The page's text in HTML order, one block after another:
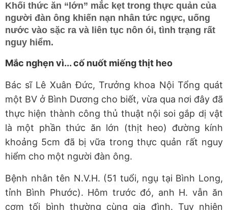
Khối thức ăn “lớn” mắc kẹt trong thực quản của
người đàn ông khiến nạn nhân tức ngực, uống
nước vào sặc ra và liên tục nôn ói, tình trạng rất
nguy hiểm.
Mắc nghẹn vì... cố nuốt miếng thịt heo
Bác sĩ Lê Xuân Đức, Trưởng khoa Nội Tổng quát
một BV ở Bình Dương cho biết, vừa qua nơi đây đã
thực hiện thành công thủ thuật nội soi gắp dị vật
là một phần thức ăn lớn (thịt heo) đường kính
khoảng 5cm đã bị vữa trong thực quản rất nguy
hiểm cho một người đàn ông.
Bệnh nhân tên N.V.H. (51 tuổi, ngụ tại Bình Long,
tỉnh Bình Phước). Hôm trước đó, anh H. vẫn ăn
cơm tối bình thường cùng gia đình. Tuy nhiên